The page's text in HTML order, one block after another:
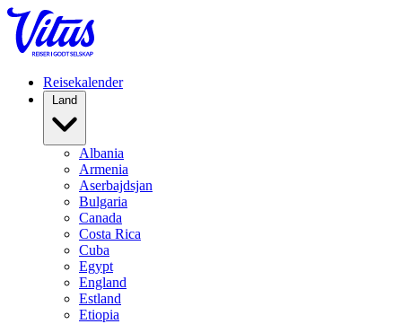
Reisekalender
Albania
Armenia
Aserbajdsjan
Bulgaria
Canada
Costa Rica
Cuba
Egypt
England
Estland
Etiopia